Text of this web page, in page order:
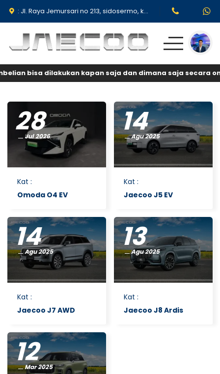
: Jl. Raya Jemursari no 213, sidosermo, kec Wonocolo Surabaya 60239.
Produk
Testimoni
Simulasi Kredit
bisa dilakukan kapan saja dan dimana saja secara
28
Jul 2026
Kat :
Omoda O4 EV
14
Agu 2025
Kat :
Jaecoo J5 EV
14
Agu 2025
Kat :
Jaecoo J7 AWD
13
Agu 2025
Kat :
Jaecoo J8 Ardis
12
Mar 2025